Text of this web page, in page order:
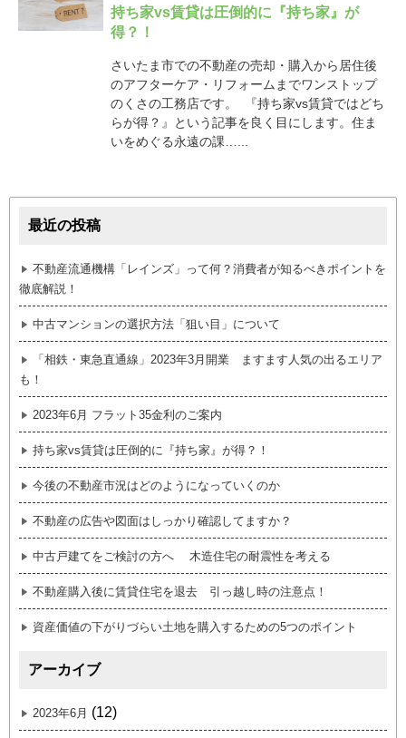
持ち家vs賃貸は圧倒的に『持ち家』が
得？！
さいたま市での不動産の売却・購入から居住後
のアフターケア・リフォームまでワンストップ
のくさの工務店です。 『持ち家vs賃貸ではどち
らが得？』という記事を良く目にします。住ま
いをめぐる永遠の課…...
最近の投稿
不動産流通機構「レインズ」って何？消費者が知るべきポイントを
徹底解説！
中古マンションの選択方法「狙い目」について
「相鉄・東急直通線」2023年3月開業 ますます人気の出るエリア
も！
2023年6月 フラット35金利のご案内
持ち家vs賃貸は圧倒的に『持ち家』が得？！
今後の不動産市況はどのようになっていくのか
不動産の広告や図面はしっかり確認してますか？
中古戸建てをご検討の方へ 木造住宅の耐震性を考える
不動産購入後に賃貸住宅を退去 引っ越し時の注意点！
資産価値の下がりづらい土地を購入するための5つのポイント
アーカイブ
2023年6月 (12)